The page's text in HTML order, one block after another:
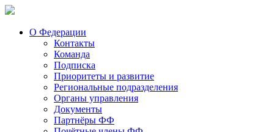
О Федерации
Контакты
Команда
Подписка
Приоритеты и развитие
Региональные подразделения
Органы управления
Документы
Партнёры ФФ